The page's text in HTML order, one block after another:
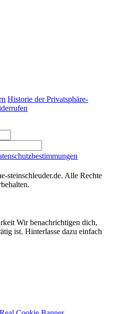
Historie der Privatsphäre-
steinschleuder.de. Alle Rechte
Wir benachrichtigen dich,
ist. Hinterlasse dazu einfach